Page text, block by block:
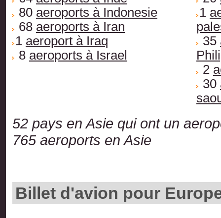
80 aeroports à Indonesie
68 aeroports à Iran
1 aeroport à Iraq
8 aeroports à Israel
1
35
2
30
52 pays en Asie qui ont un
765 aeroports en Asie
Billet d'avion pour